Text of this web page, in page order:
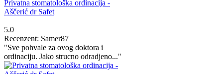
Privatna stomatološka ordinacija -
Aščerić dr Safet
5.0
Recenzent: Samer87
"Sve pohvale za ovog doktora i
ordinaciju. Jako strucno odradjeno..."